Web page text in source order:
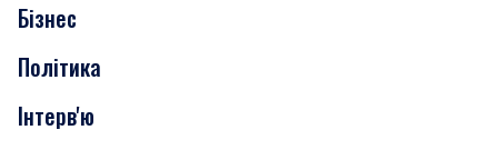
Транспорт
Бізнес
Політика
Інтерв'ю